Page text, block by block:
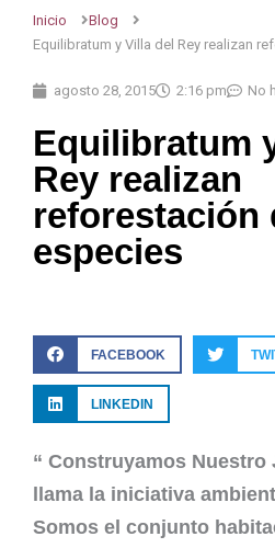
Inicio
Blog
Equilibratum y Villa del Rey realizan
agosto 28, 2015 2:16 pm No
Equilibratum
Rey realizan
reforestación
especies
FACEBOOK
LINKEDIN
“ Construyamos Nuestro
llama la iniciativa
Somos el conjunto